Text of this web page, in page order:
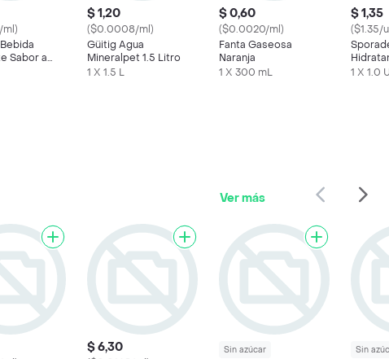
Sabor a
$ 1,20
($0.0008/ml)
Güitig Agua
Mineralpet 1.5 Litro
1 X 1.5 L
$ 0,60
($0.0020/ml)
Fanta Gaseosa
Naranja
1 X 300 mL
$ 1,35
($1.35/
Tropical
1 X 1.0
Ver más
$ 6,30 Sin azúcar Sin